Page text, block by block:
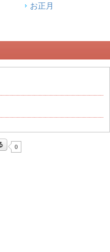
お正月
0